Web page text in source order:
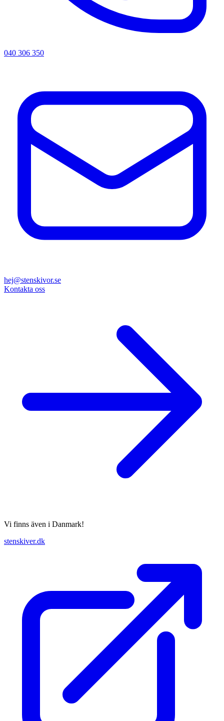
040 306 350
hej@stenskivor.se
Kontakta oss
Vi finns även i Danmark!
stenskiver.dk